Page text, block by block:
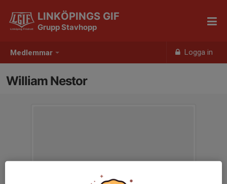
Medlemmar Logga in
LINKÖPINGS GIF
Grupp Stavhopp
William Nestor